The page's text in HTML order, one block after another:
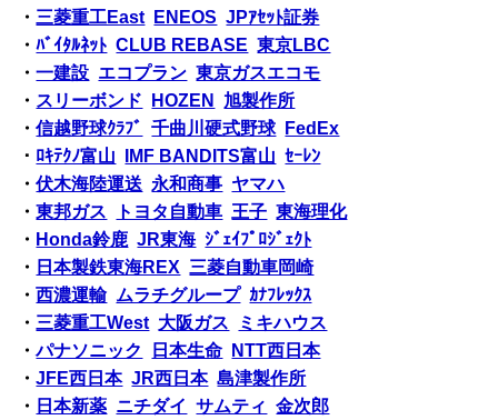
・ 三菱重工East ENEOS JPｱｾｯﾄ証券
・ﾊﾞｲﾀﾙﾈｯﾄ CLUB REBASE 東京LBC
・一建設 エコプラン 東京ガスエコモ
・ スリーボンド HOZEN
旭製作所
・信越野球ｸﾗﾌﾞ 千曲川硬式野球
FedEx
・ ﾛｷﾃｸﾉ富山 IMF BANDITS富山 ｾｰﾚﾝ
・伏木海陸運送 永和商事 ヤマハ
・東邦ガス トヨタ自動車 王子 東海理化
・ Honda鈴鹿 JR東海 ｼﾞｪｲﾌﾟﾛｼﾞｪｸﾄ
・ 日本製鉄東海REX 三菱自動車岡崎
・西濃運輸 ムラチグループ ｶﾅﾌﾚｯｸｽ
・ 三菱重工West 大阪ガス
ミキハウス
・パナソニック 日本生命
NTT西日本
・JFE西日本 JR西日本 島津製作所
・ 日本新薬 ニチダイ サムティ
金次郎